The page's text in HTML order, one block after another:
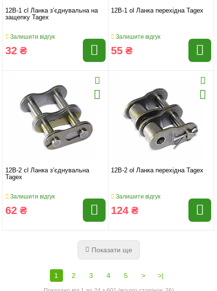
12B-1 cl Ланка з’єднувальна на
защепку Tagex
Залишити відгук
32 ₴
12B-1 ol Ланка перехідна Tagex
Залишити відгук
55 ₴
12B-2 cl Ланка з’єднувальна
Tagex
Залишити відгук
62 ₴
12B-2 ol Ланка перехідна Tagex
Залишити відгук
124 ₴
Показати ще
1 2 3 4 5 > >|